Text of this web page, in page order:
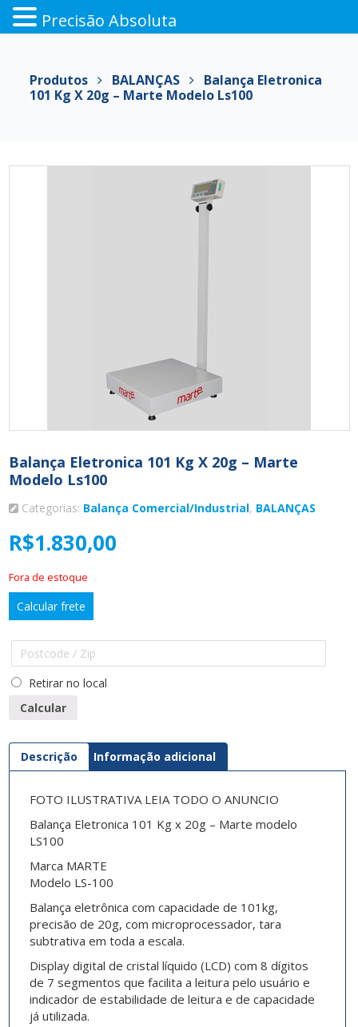
conteúdo
Produtos BALANÇAS
Balança Eletronica
101 Kg X 20g – Marte Modelo Ls100
Balança Eletronica 101 Kg X 20g – Marte
Modelo Ls100
Categorias: Balança Comercial/Industrial, BALANÇAS
R$1.830,00
Fora de estoque
Calcular frete
Retirar no local
Calcular
Descrição Informação adicional
FOTO ILUSTRATIVA LEIA TODO O ANUNCIO
Balança Eletronica 101 Kg x 20g – Marte modelo
LS100
Marca MARTE
Modelo LS-100
Balança eletrônica com capacidade de 101kg,
precisão de 20g, com microprocessador, tara
subtrativa em toda a escala.
Display digital de cristal líquido (LCD) com 8 dígitos
de 7 segmentos que facilita a leitura pelo usuário e
indicador de estabilidade de leitura e de capacidade
já utilizada.
Precisão Absoluta